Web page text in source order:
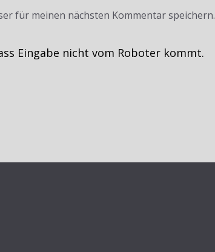
für meinen nächsten Kommentar speichern.
Eingabe nicht vom Roboter kommt.